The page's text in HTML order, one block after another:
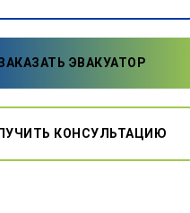
ЭВАКУАТОР
КОНСУЛЬТАЦИЮ